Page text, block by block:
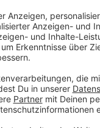
Anzeige